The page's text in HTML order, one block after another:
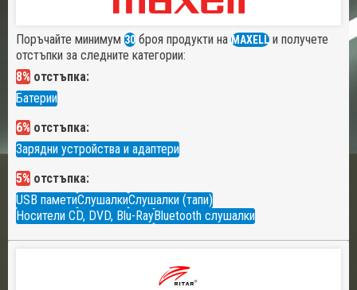
Поръчайте минимум 30 броя продукти на MAXELL и получете
отстъпки за следните категории:
8% отстъпка:
Батерии
6% отстъпка:
Зарядни устройства и адаптери
5% отстъпка:
USB паметиСлушалкиСлушалки (тапи)
Носители CD, DVD, Blu-RayBluetooth слушалки